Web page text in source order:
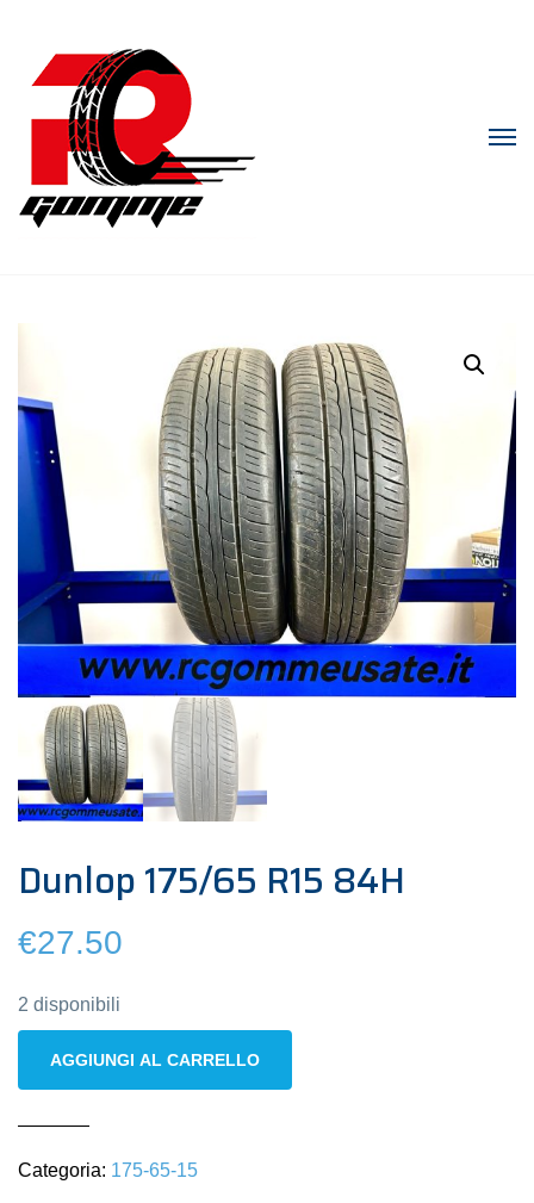
Dunlop 175/65 R15 84H
€27.50
2 disponibili
quantità
AGGIUNGI AL CARRELLO
Categoria: 175-65-15